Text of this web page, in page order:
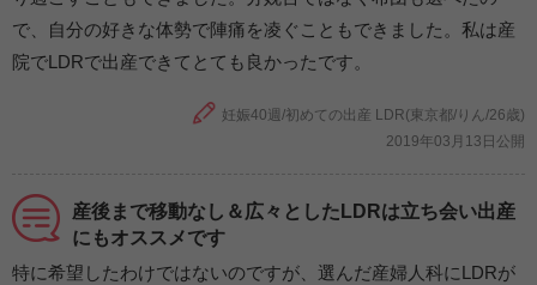
で、自分の好きな体勢で陣痛を凌ぐこともできました。私は産
院でLDRで出産できてとても良かったです。
妊娠40週/初めての出産 LDR(東京都/りん/26歳)
2019年03月13日公開
産後まで移動なし＆広々としたLDRは立ち会い出産
にもオススメです
特に希望したわけではないのですが、選んだ産婦人科にLDRが